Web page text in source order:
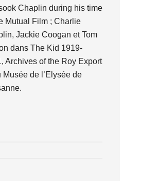
Chaplin during his time
Mutual Film ; Charlie
Jackie Coogan et Tom
dans The Kid 1919-
Archives of the Roy Export
Musée de l’Elysée de